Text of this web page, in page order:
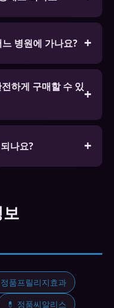
소시키고 부작용 위
저하와 어지러움이
병원에 가나요?
료 앱(닥터나우 등)
하게 구매할 수 있
수 있는 온라인 약
보안 결제, 비밀 포
나요?
니다.
정품프릴리지효과
💊 정품씨알리스